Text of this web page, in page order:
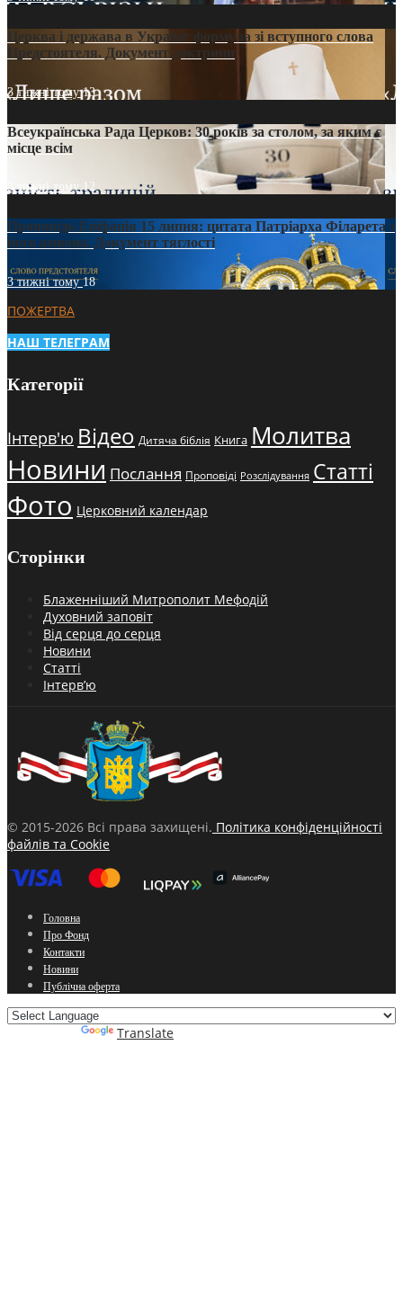
Церква і держава в Україні: формула зі вступного слова
Предстоятеля. Документ доктрини
3 тижні тому13
Всеукраїнська Рада Церков: 30 років за столом, за яким є
місце всім
3 тижні тому12
Проповідь Епіфанія 15 липня: цитата Патріарха Філарета з
його амвона. Документ тяглості
3 тижні тому18
ПОЖЕРТВА
НАШ ТЕЛЕГРАМ
Категорії
Інтерв'ю Відео Дитяча біблія Книга Молитва
Новини Послання Проповіді Розслідування Статті
Фото Церковний календар
Сторінки
Блаженніший Митрополит Мефодій
Духовний заповіт
Від серця до серця
Новини
Статті
Інтерв’ю
© 2015-2026 Всі права захищені. Політика конфіденційності
файлів та Cookie
Головна
Про Фонд
Контакти
Новини
Публічна оферта
Translate